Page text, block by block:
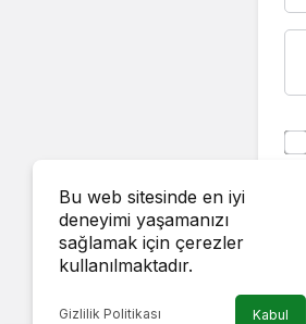
Bu web sitesinde en iyi
deneyimi yaşamanızı
sağlamak için çerezler
kullanılmaktadır.
Gizlilik Politikası Kabul